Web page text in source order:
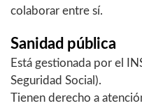
colaborar entre sí.
Sanidad pública
Está gestionada por el
Seguridad Social).
Tienen derecho a